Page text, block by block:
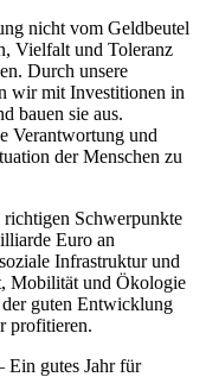
nicht vom Geldbeutel
Vielfalt und Toleranz
Durch unsere
wir mit Investitionen in
bauen sie aus.
Verantwortung und
der Menschen zu
Schwerpunkte
Euro an
Infrastruktur und
Mobilität und Ökologie
guten Entwicklung
profitieren.
Ein gutes Jahr für